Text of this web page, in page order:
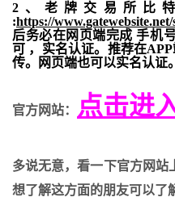
2、老牌交易所比
:https://
后务必在网页端完成 手机
可 ，实名认证。推荐在
传。网页端也可以实名认证。
官方网站： 点击进
多说无意，看一下官方网站
想了解这方面的朋友可以了